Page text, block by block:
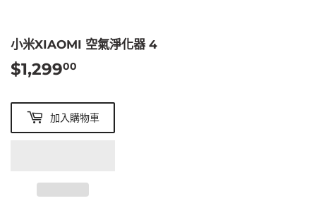
小米XIAOMI 空氣淨化器 4
$1,29900
加入購物車